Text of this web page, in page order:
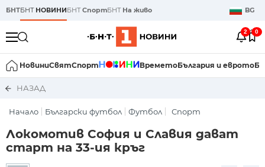
БНТБНТ НОВИНИБНТСпортБНТ На живо BG
2 0
НовиниСвятСпорт ВреметоБългария и еврото
НАЗАД
Начало Български футбол Футбол Спорт
Локомотив София и Славия дават
старт на 33-ия кръг